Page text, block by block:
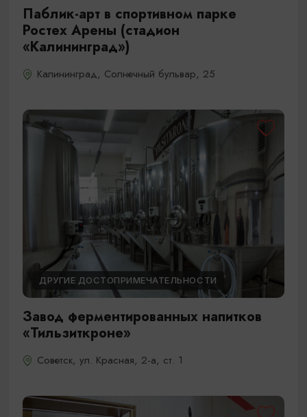
Паблик-арт в спортивном парке
Ростех Арены (стадион
«Калининград»)
Калининград, Солнечный бульвар, 25
ДРУГИЕ ДОСТОПРИМЕЧАТЕЛЬНОСТИ
Завод ферментированных напитков
«Тильзиткроне»
Советск, ул. Красная, 2-а, ст. 1